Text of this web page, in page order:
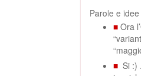
Parole e
■ Ora
■ Si :)